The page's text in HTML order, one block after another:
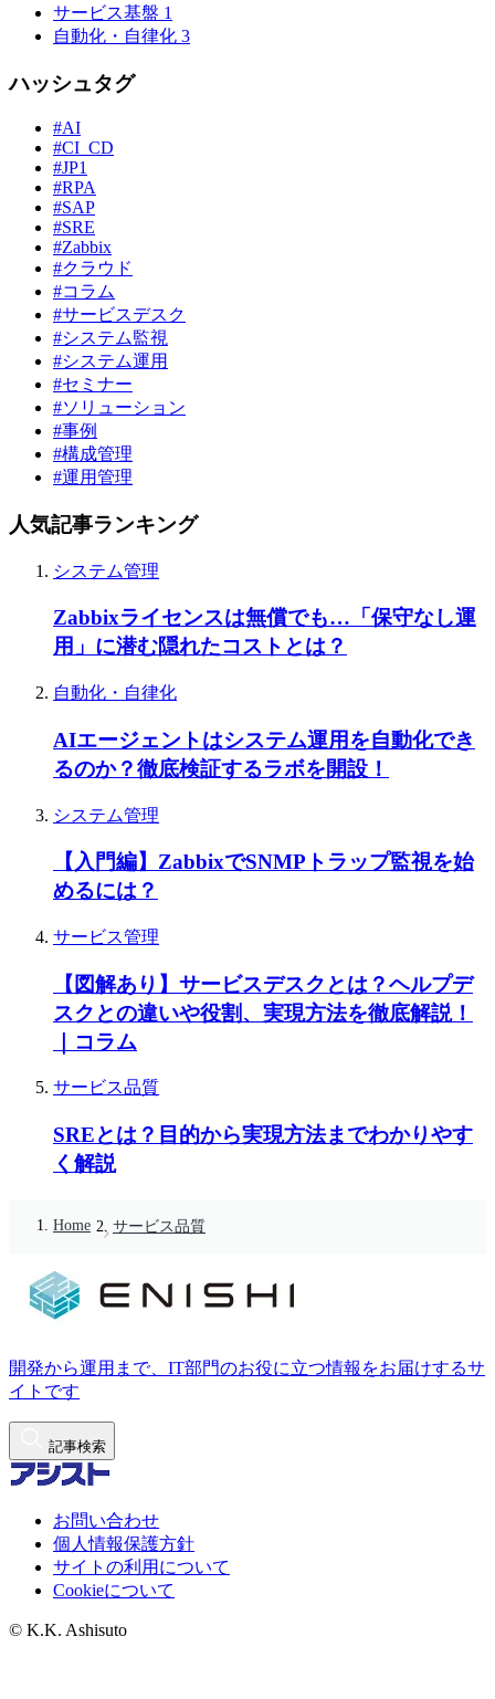
サービス基盤 1
自動化・自律化 3
ハッシュタグ
#AI
#CI_CD
#JP1
#RPA
#SAP
#SRE
#Zabbix
#クラウド
#コラム
#サービスデスク
#システム監視
#システム運用
#セミナー
#ソリューション
#事例
#構成管理
#運用管理
人気記事ランキング
システム管理
Zabbixライセンスは無償でも…「保守なし運
用」に潜む隠れたコストとは？
自動化・自律化
AIエージェントはシステム運用を自動化でき
るのか？徹底検証するラボを開設！
システム管理
【入門編】ZabbixでSNMPトラップ監視を始
めるには？
サービス管理
【図解あり】サービスデスクとは？ヘルプデ
スクとの違いや役割、実現方法を徹底解説！
｜コラム
サービス品質
SREとは？目的から実現方法までわかりやす
く解説
Home サービス品質
開発から運用まで、IT部門のお役に立つ情報をお届けするサ
イトです
記事検索
お問い合わせ
個人情報保護方針
サイトの利用について
Cookieについて
© K.K. Ashisuto